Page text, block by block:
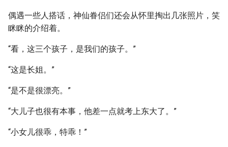
偶遇一些人搭话，神仙眷侣们还会从怀里掏出几张照片，笑
眯眯的介绍着。
“看，这三个孩子，是我们的孩子。”
“这是长姐。”
“是不是很漂亮。”
“大儿子也很有本事，他差一点就考上东大了。”
“小女儿很乖，特乖！”